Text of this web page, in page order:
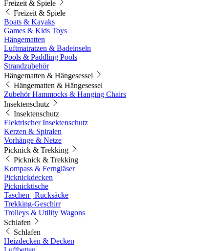
Freizeit & Spiele
Freizeit & Spiele
Boats & Kayaks
Games & Kids Toys
Hängematten
Luftmatratzen & Badeinseln
Pools & Paddling Pools
Strandzubehör
Hängematten & Hängesessel
Hängematten & Hängesessel
Zubehör Hammocks & Hanging Chairs
Insektenschutz
Insektenschutz
Elektrischer Insektenschutz
Kerzen & Spiralen
Vorhänge & Netze
Picknick & Trekking
Picknick & Trekking
Kompass & Ferngläser
Picknickdecken
Picknicktische
Taschen | Rucksäcke
Trekking-Geschirr
Trolleys & Utility Wagons
Schlafen
Schlafen
Heizdecken & Decken